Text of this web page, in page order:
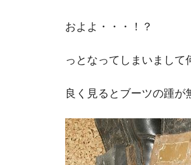
およよ・・・！？
っとなってしまいまして
良く見るとブーツの踵が